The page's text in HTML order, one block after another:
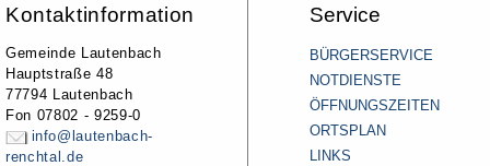
Kontaktinformation
Gemeinde Lautenbach
Hauptstraße 48
77794 Lautenbach
Fon 07802 - 9259-0
info@lautenbach-
renchtal.de
Service
BÜRGERSERVICE
NOTDIENSTE
ÖFFNUNGSZEITEN
ORTSPLAN
LINKS